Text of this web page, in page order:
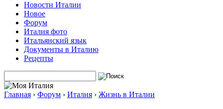
Новости Италии
Новое
Форум
Италия фото
Итальянский язык
Документы в Италию
Рецепты
Главная › Форум › Италия › Жизнь в Италии